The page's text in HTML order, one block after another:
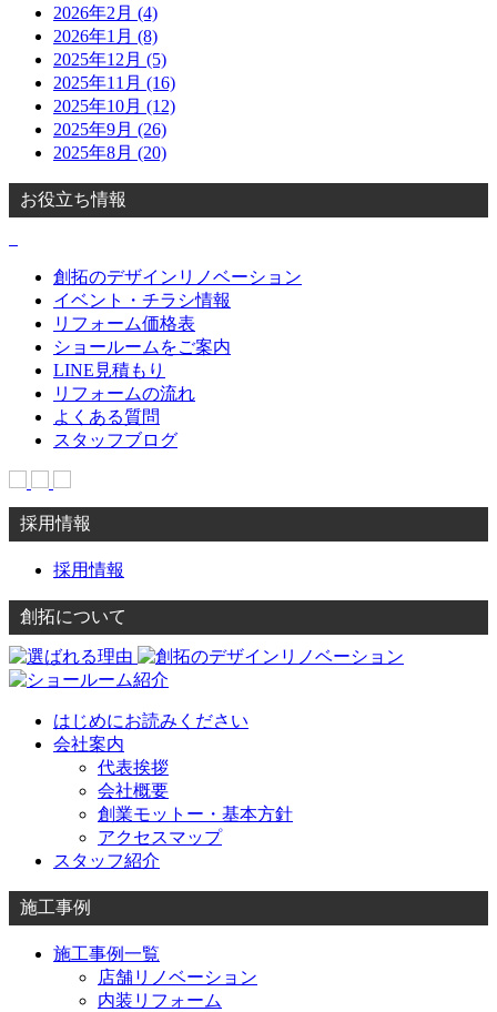
2026年2月 (4)
2026年1月 (8)
2025年12月 (5)
2025年11月 (16)
2025年10月 (12)
2025年9月 (26)
2025年8月 (20)
お役立ち情報
創拓のデザインリノベーション
イベント・チラシ情報
リフォーム価格表
ショールームをご案内
LINE見積もり
リフォームの流れ
よくある質問
スタッフブログ
採用情報
採用情報
創拓について
はじめにお読みください
会社案内
代表挨拶
会社概要
創業モットー・基本方針
アクセスマップ
スタッフ紹介
施工事例
施工事例一覧
店舗リノベーション
内装リフォーム